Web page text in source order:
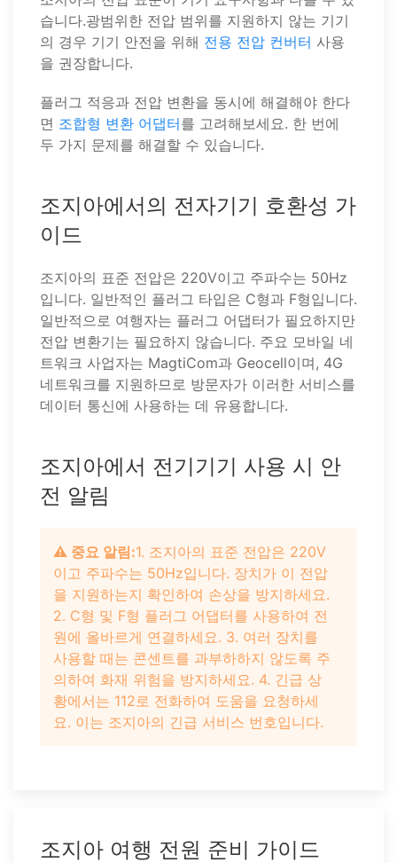
습니다.광범위한 전압 범위를 지원하지 않는 기기
의 경우 기기 안전을 위해 전용 전압 컨버터 사용
을 권장합니다.
플러그 적응과 전압 변환을 동시에 해결해야 한다
면 조합형 변환 어댑터를 고려해보세요. 한 번에
두 가지 문제를 해결할 수 있습니다.
조지아에서의 전자기기 호환성 가
이드
조지아의 표준 전압은 220V이고 주파수는 50Hz
입니다. 일반적인 플러그 타입은 C형과 F형입니다.
일반적으로 여행자는 플러그 어댑터가 필요하지만
전압 변환기는 필요하지 않습니다. 주요 모바일 네
트워크 사업자는 MagtiCom과 Geocell이며, 4G
네트워크를 지원하므로 방문자가 이러한 서비스를
데이터 통신에 사용하는 데 유용합니다.
조지아에서 전기기기 사용 시 안
전 알림
⚠️ 중요 알림:1. 조지아의 표준 전압은 220V
이고 주파수는 50Hz입니다. 장치가 이 전압
을 지원하는지 확인하여 손상을 방지하세요.
2. C형 및 F형 플러그 어댑터를 사용하여 전
원에 올바르게 연결하세요. 3. 여러 장치를
사용할 때는 콘센트를 과부하하지 않도록 주
의하여 화재 위험을 방지하세요. 4. 긴급 상
황에서는 112로 전화하여 도움을 요청하세
요. 이는 조지아의 긴급 서비스 번호입니다.
조지아 여행 전원 준비 가이드